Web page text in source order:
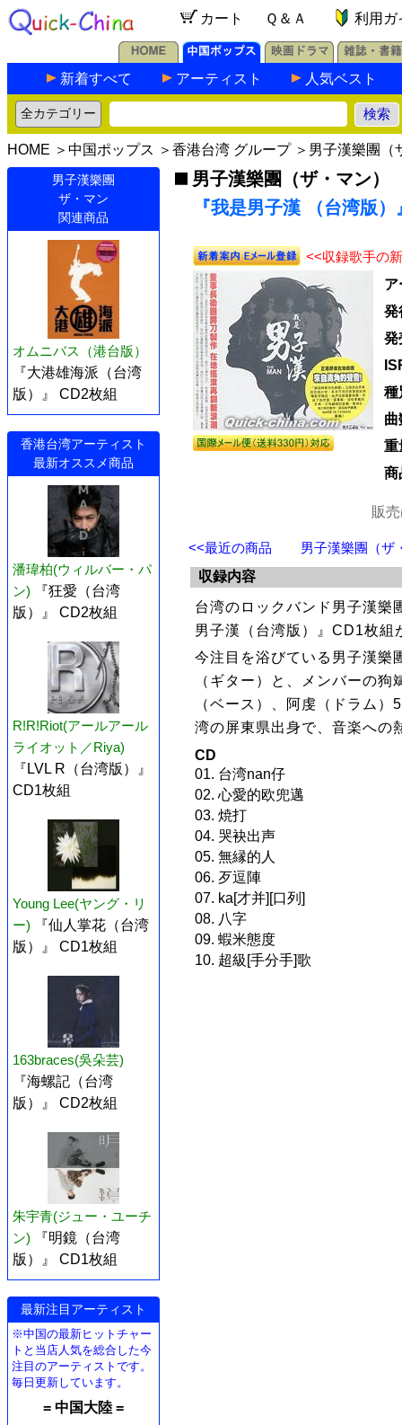
カート Ｑ＆Ａ 利用ガ
新着すべて アーティスト 人気ベスト
HOME ＞ 中国ポップス ＞ 香港台湾 グループ＞ 男子漢樂團（
男子漢樂團
ザ・マン
関連商品
オムニバス（港台版）
『大港雄海派（台湾
版）』 CD2枚組
香港台湾アーティスト
最新オススメ商品
潘瑋柏(ウィルバー・パ
ン)
『狂愛（台湾
版）』 CD2枚組
R!R!Riot(アールアール
ライオット／Riya)
『LVL R（台湾版）』
CD1枚組
Young Lee(ヤング・リ
ー)
『仙人掌花（台湾
版）』 CD1枚組
163braces(吳朵芸)
『海螺記（台湾
版）』 CD2枚組
朱宇青(ジュー・ユーチ
ン)
『明鏡（台湾
版）』 CD1枚組
最新注目アーティスト
※中国の最新ヒットチャー
トと当店人気を総合した今
注目のアーティストです。
毎日更新しています。
= 中国大陸 =
男子漢樂團（ザ・マン）
『我是男子漢 （台湾版
<<収録歌手の
ア
発
発
種
曲
重
商
販
<<最近の商品
男子漢樂團（ザ
収録内容
台湾のロックバンド男子漢樂
男子漢（台湾版）』CD1枚組
今注目を浴びている男子漢樂
（ギター）と、メンバーの
（ベース）、阿虔（ドラム
湾の屏東県出身で、音楽への
CD
01. 台湾nan仔
02. 心愛的欧兜邁
03. 焼打
04. 哭袂出声
05. 無縁的人
06. 歹逗陣
07. ka[才并][口列]
08. 八字
09. 蝦米態度
10. 超級[手分手]歌